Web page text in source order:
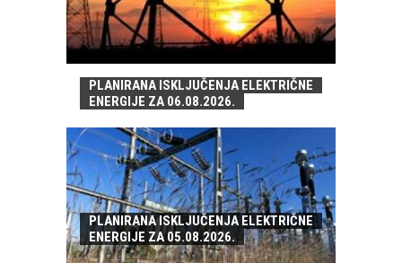
PLANIRANA ISKLJUČENJA ELEKTRIČNE
ENERGIJE ZA 06.08.2026.
PLANIRANA ISKLJUČENJA ELEKTRIČNE
ENERGIJE ZA 05.08.2026.